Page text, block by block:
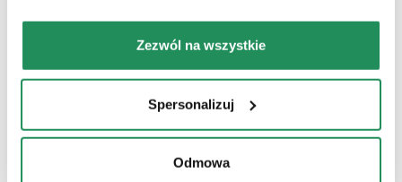
Zezwól na wszystkie
Spersonalizuj
Odmowa